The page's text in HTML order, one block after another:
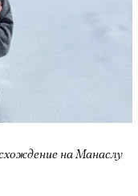
на Манаслу